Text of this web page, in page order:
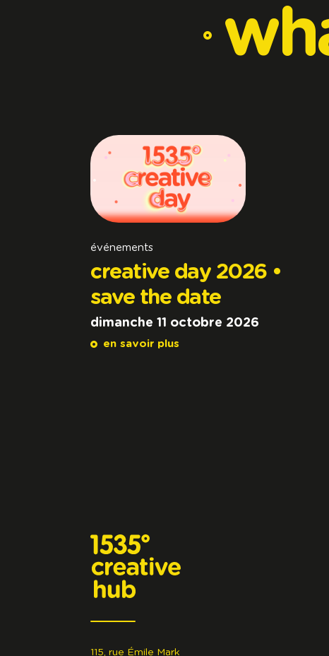
événements
creative day 2026 •
save the date
dimanche 11 octobre 2026
en savoir plus
115, rue Émile Mark